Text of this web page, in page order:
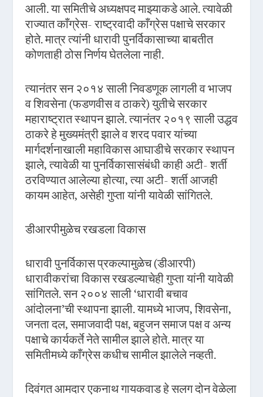
आली. या समितीचे अध्यक्षपद माझ्याकडे आले. त्यावेळी
राज्यात काँग्रेस- राष्ट्रवादी काँग्रेस पक्षाचे सरकार
होते. मात्र त्यांनी धारावी पुनर्विकासाच्या बाबतीत
कोणताही ठोस निर्णय घेतलेला नाही.
त्यानंतर सन २०१४ साली निवडणूक लागली व भाजप
व शिवसेना (फडणवीस व ठाकरे) युतीचे सरकार
महाराष्ट्रात स्थापन झाले. त्यानंतर २०१९ साली उद्धव
ठाकरे हे मुख्यमंत्री झाले व शरद पवार यांच्या
मार्गदर्शनाखाली महाविकास आघाडीचे सरकार स्थापन
झाले, त्यावेळी या पुनर्विकासासंबंधी काही अटी- शर्ती
ठरविण्यात आलेल्या होत्या, त्या अटी- शर्ती आजही
कायम आहेत, असेही गुप्ता यांनी यावेळी सांगितले.
डीआरपीमुळेच रखडला विकास
धारावी पुनर्विकास प्रकल्पामुळेच (डीआरपी)
धारावीकरांचा विकास रखडल्याचेही गुप्ता यांनी यावेळी
सांगितले. सन २००४ साली ‘धारावी बचाव
आंदोलना’ची स्थापना झाली. यामध्ये भाजप, शिवसेना,
जनता दल, समाजवादी पक्ष, बहुजन समाज पक्ष व अन्य
पक्षाचे कार्यकर्ते नेते सामील झाले होते. मात्र या
समितीमध्ये काँग्रेस कधीच सामील झालेले नव्हती.
दिवंगत आमदार एकनाथ गायकवाड हे सलग दोन वेळेला